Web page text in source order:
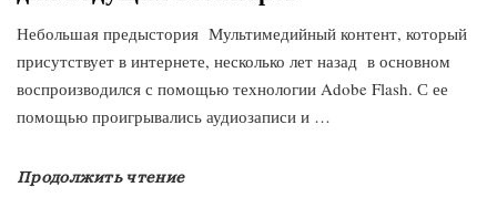
Небольшая предыстория Мультимедийный контент, который
присутствует в интернете, несколько лет назад в основном
воспроизводился с помощью технологии Adobe Flash. С ее
помощью проигрывались аудиозаписи и …
Продолжить чтение